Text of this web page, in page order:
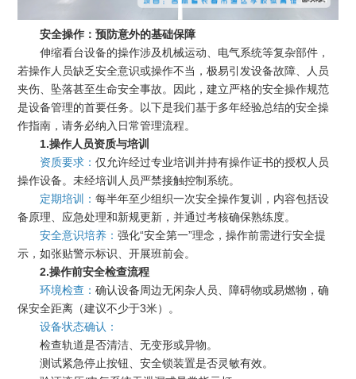
安全操作：预防意外的基础保障
伸缩看台设备的操作涉及机械运动、电气系统等复杂部件，
若操作人员缺乏安全意识或操作不当，极易引发设备故障、人员
夹伤、坠落甚至生命安全事故。因此，建立严格的安全操作规范
是设备管理的首要任务。以下是我们基于多年经验总结的安全操
作指南，请务必纳入日常管理流程。
1.操作人员资质与培训
资质要求：仅允许经过专业培训并持有操作证书的授权人员
操作设备。未经培训人员严禁接触控制系统。
定期培训：每半年至少组织一次安全操作复训，内容包括设
备原理、应急处理和新规更新，并通过考核确保熟练度。
安全意识培养：强化“安全第一”理念，操作前需进行安全提
示，如张贴警示标识、开展班前会。
2.操作前安全检查流程
环境检查：确认设备周边无闲杂人员、障碍物或易燃物，确
保安全距离（建议不少于3米）。
设备状态确认：
检查轨道是否清洁、无变形或异物。
测试紧急停止按钮、安全锁装置是否灵敏有效。